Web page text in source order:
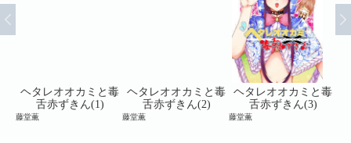
ヘタレオオカミと毒
舌赤ずきん(1)
藤堂薫
ヘタレオオカミと毒
舌赤ずきん(2)
藤堂薫
ヘタレオオカミと毒
舌赤ずきん(3)
藤堂薫